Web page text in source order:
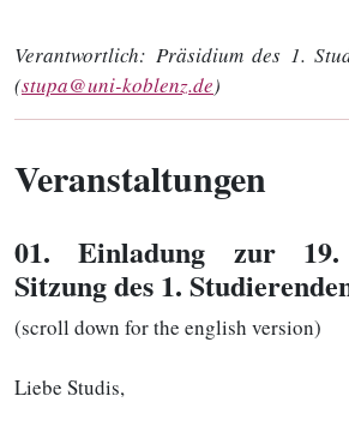
Verantwortlich: Präsidium des 1.
(stupa@uni-koblenz.de)
Veranstaltungen
01. Einladung zur 19.
Sitzung des 1.
(scroll down for the english version)
Liebe Studis,